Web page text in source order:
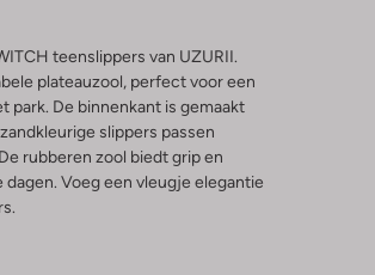
teenslippers van UZURII.
plateauzool, perfect voor een
park. De binnenkant is gemaakt
slippers passen
rubberen zool biedt grip en
Voeg een vleugje elegantie